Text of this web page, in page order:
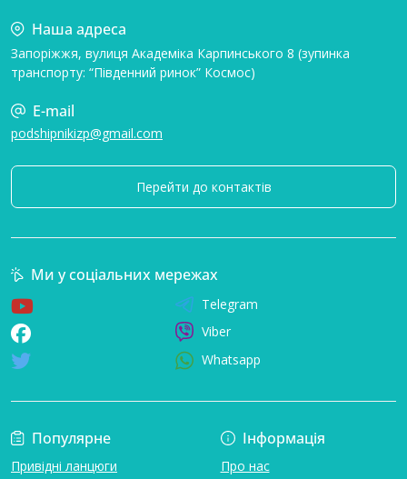
Наша адреса
Запоріжжя, вулиця Академіка Карпинського 8 (зупинка
транспорту: “Південний ринок” Космос)
E-mail
podshipnikizp@gmail.com
Перейти до контактів
Популярне
Привідні ланцюги
Інформація
Про нас
Ми у соціальних мережах
Telegram
Viber
Whatsapp